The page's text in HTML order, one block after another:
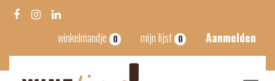
winkelmandje 0 mijn lijst 0 Aanmelden